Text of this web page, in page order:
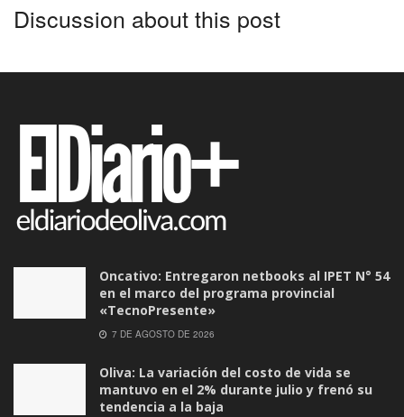
Discussion about this post
Oncativo: Entregaron netbooks al IPET N° 54
en el marco del programa provincial
«TecnoPresente»
7 DE AGOSTO DE 2026
Oliva: La variación del costo de vida se
mantuvo en el 2% durante julio y frenó su
tendencia a la baja